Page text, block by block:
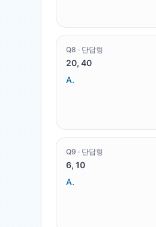
Q8 · 단답형
20, 40
A.
Q9 · 단답형
6, 10
A.